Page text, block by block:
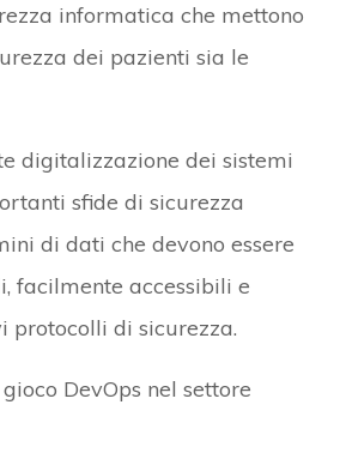
informatica che mettono
dei pazienti sia le
digitalizzazione dei sistemi
sfide di sicurezza
di dati che devono essere
facilmente accessibili e
protocolli di sicurezza.
DevOps nel settore